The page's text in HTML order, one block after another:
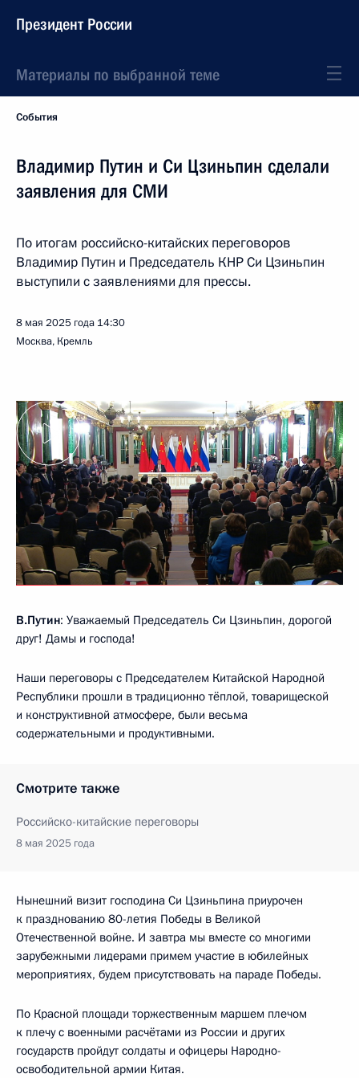
Президент России
Материалы по выбранной теме
События
Владимир Путин и Си Цзиньпин сделали
заявления для СМИ
По итогам российско-китайских переговоров
Владимир Путин и Председатель КНР Си Цзиньпин
выступили с заявлениями для прессы.
8 мая 2025 года 14:30
Москва, Кремль
В.Путин: Уважаемый Председатель Си Цзиньпин, дорогой
друг! Дамы и господа!
Наши переговоры с Председателем Китайской Народной
Республики прошли в традиционно тёплой, товарищеской
и конструктивной атмосфере, были весьма
содержательными и продуктивными.
Смотрите также
Российско-китайские переговоры
8 мая 2025 года
Нынешний визит господина Си Цзиньпина приурочен
к празднованию 80-летия Победы в Великой
Отечественной войне. И завтра мы вместе со многими
зарубежными лидерами примем участие в юбилейных
мероприятиях, будем присутствовать на параде Победы.
По Красной площади торжественным маршем плечом
к плечу с военными расчётами из России и других
государств пройдут солдаты и офицеры Народно-
освободительной армии Китая.